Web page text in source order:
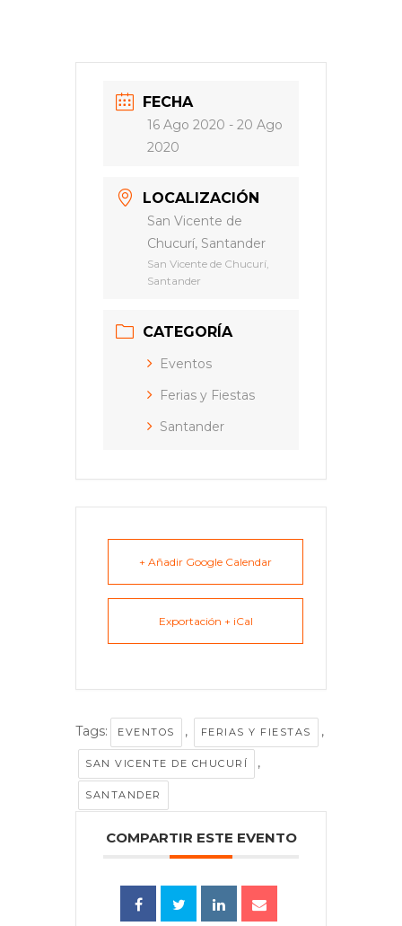
FECHA
16 Ago 2020 - 20 Ago
2020
LOCALIZACIÓN
San Vicente de
Chucurí, Santander
San Vicente de Chucurí,
Santander
CATEGORÍA
Eventos
Ferias y Fiestas
Santander
+ Añadir Google Calendar
Exportación + iCal
Tags: EVENTOS , FERIAS Y FIESTAS ,
SAN VICENTE DE CHUCURÍ ,
SANTANDER
COMPARTIR ESTE EVENTO